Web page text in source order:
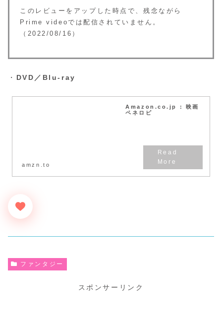
このレビューをアップした時点で、残念ながら
Prime videoでは配信されていません。
（2022/08/16）
・ DVD／Blu-ray
Amazon.co.jp : 映画
ペネロピ
amzn.to
ファンタジー
スポンサーリンク